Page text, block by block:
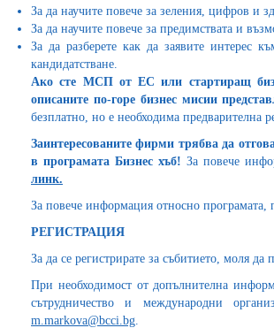
За да научите повече за зеления, цифров и
За да научите повече за предимствата и
За да разберете как да заявите интерес
кандидатстване.
Ако сте МСП от ЕС или стартиращ
описаните по-горе бизнес мисии
безплатно, но е необходима предварителна
Заинтересованите фирми трябва да
в програмата Бизнес хъб! За повече
линк.
За повече информация относно програмата,
РЕГИСТРАЦИЯ
За да се регистрирате за събитието, моля да
При необходимост от допълнителна
сътрудничество и международни
m.markova@bcci.bg.